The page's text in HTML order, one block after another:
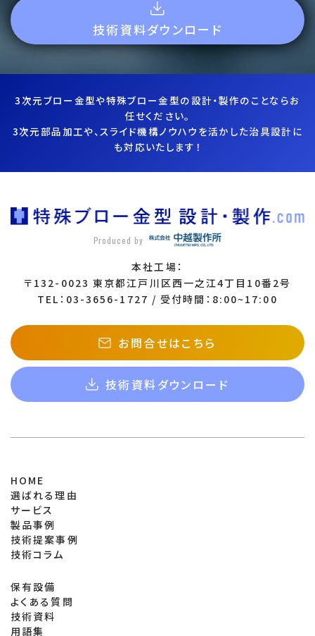
技術資料ダウンロード
3次元ブロー金型や特殊ブロー金型の設計・製作のことならお
任せください。
3次元部品加工や、スライド機構ノウハウを活かした治具設計に
も対応いたします！
Produced by
本社工場：
〒132-0023 東京都江戸川区西一之江4丁目10番2号
TEL：03-3656-1727 / 受付時間：8:00~17:00
お問合せはこちら
技術資料ダウンロード
HOME
選ばれる理由
サービス
製品事例
技術提案事例
技術コラム
保有設備
よくある質問
技術資料
用語集